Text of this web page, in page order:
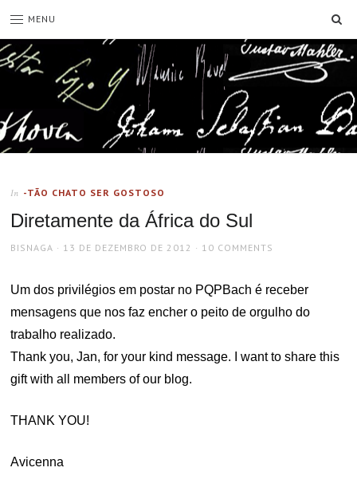
MENU
In -TÃO CHATO SER GOSTOSO
Diretamente da África do Sul
AUTHOR
BISNAGA
POSTED
13 DE DEZEMBRO DE 2012 10 COMMENTS
Um dos privilégios em postar no PQPBach é receber
mensagens que nos faz encher o peito de orgulho do
trabalho realizado.
Thank you, Jan, for your kind message. I want to share this
gift with all members of our blog.
THANK YOU!
Avicenna